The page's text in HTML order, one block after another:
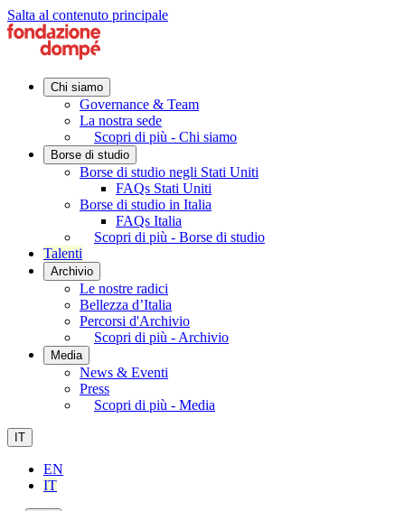
Salta al contenuto principale
Chi siamo
Governance & Team
La nostra sede
Scopri di più - Chi siamo
Borse di studio
Borse di studio negli Stati Uniti
FAQs Stati Uniti
Borse di studio in Italia
FAQs Italia
Scopri di più - Borse di studio
Talenti
Archivio
Le nostre radici
Bellezza d’Italia
Percorsi d'Archivio
Scopri di più - Archivio
Media
News & Eventi
Press
Scopri di più - Media
IT
EN
IT